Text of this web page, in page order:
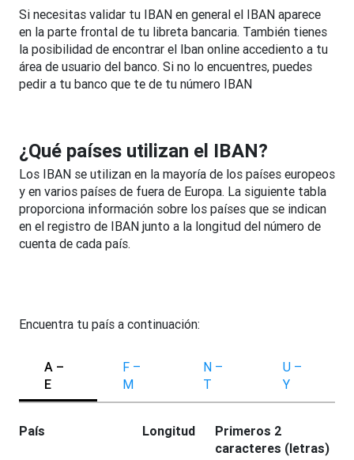
Si necesitas validar tu IBAN en general el IBAN aparece
en la parte frontal de tu libreta bancaria. También tienes
la posibilidad de encontrar el Iban online accediento a tu
área de usuario del banco. Si no lo encuentres, puedes
pedir a tu banco que te de tu número IBAN
¿Qué países utilizan el IBAN?
Los IBAN se utilizan en la mayoría de los países europeos
y en varios países de fuera de Europa. La siguiente tabla
proporciona información sobre los países que se indican
en el registro de IBAN junto a la longitud del número de
cuenta de cada país.
Encuentra tu país a continuación:
A –
E
F –
M
N –
T
U –
Y
País Longitud
Primeros 2
caracteres (letras)